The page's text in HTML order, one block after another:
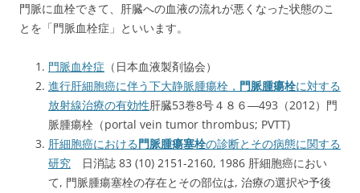
門脈に血栓できて、肝臓への血液の流れが悪くなった状態のこ
とを「門脈血栓症」といいます。
門脈血栓症 （日本血液製剤協会）
進行肝細胞癌に伴う下大静脈腫瘍栓， 門脈腫瘍栓に対する
放射線治療の有効性肝臓53巻8号４８６―493（2012）門
脈腫瘍栓（portal vein tumor thrombus; PVTT)
肝細胞癌における門脈腫瘍塞栓の診断とその病態に関する
研究 日消誌 83 (10) 2151-2160, 1986 肝細胞癌におい
て, 門脈腫瘍塞栓の存在とその部位は, 治療の選択や予後